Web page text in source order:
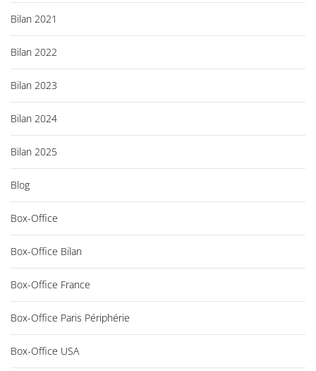
Bilan 2021
Bilan 2022
Bilan 2023
Bilan 2024
Bilan 2025
Blog
Box-Office
Box-Office Bilan
Box-Office France
Box-Office Paris Périphérie
Box-Office USA